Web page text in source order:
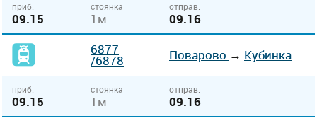
приб.
09.15
стоянка
1м
отправ.
09.16
6877
/6878 Поварово → Кубинка
приб.
09.15
стоянка
1м
отправ.
09.16